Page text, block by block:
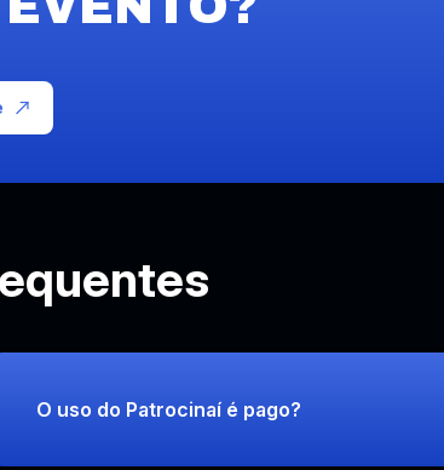
O uso do Patrocinaí é pago?